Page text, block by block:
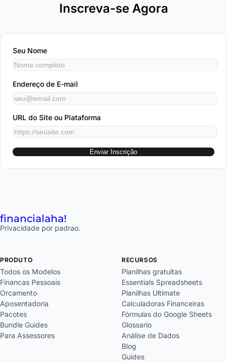
Inscreva-se Agora
Seu Nome
Endereço de E-mail
URL do Site ou Plataforma
Enviar Inscrição
financialaha!
Privacidade por padrao.
PRODUTO
Todos os Modelos
Financas Pessoais
Orcamento
Aposentadoria
Pacotes
Bundle Guides
Para Assessores
RECURSOS
Planilhas gratuitas
Essentials Spreadsheets
Planilhas Ultimate
Calculadoras Financeiras
Fórmulas do Google Sheets
Glossario
Análise de Dados
Blog
Guides